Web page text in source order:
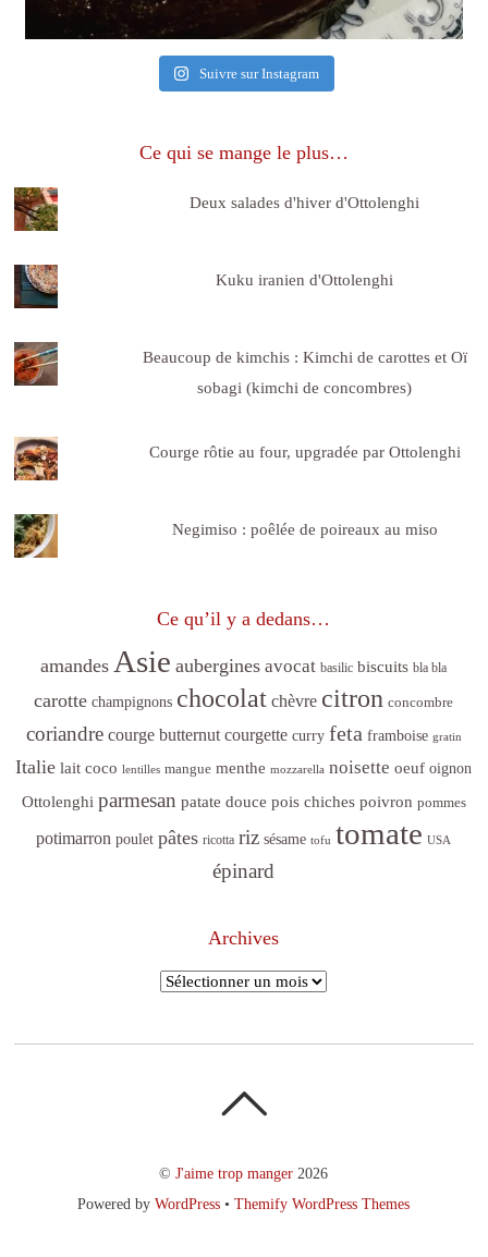
Suivre sur Instagram
Ce qui se mange le plus…
Deux salades d'hiver d'Ottolenghi
Kuku iranien d'Ottolenghi
Beaucoup de kimchis : Kimchi de carottes et Oï
sobagi (kimchi de concombres)
Courge rôtie au four, upgradée par Ottolenghi
Negimiso : poêlée de poireaux au miso
Ce qu’il y a dedans…
amandes Asie aubergines avocat basilic biscuits bla bla
carotte champignons chocolat chèvre citron concombre
coriandre courge butternut courgette curry feta framboise gratin
Italie lait coco lentilles mangue menthe mozzarella noisette oeuf oignon
Ottolenghi parmesan patate douce pois chiches poivron pommes
potimarron poulet pâtes ricotta riz sésame tofu tomate USA
épinard
Archives
Archives
©J'aime trop manger 2026
Powered byWordPress •Themify WordPress Themes